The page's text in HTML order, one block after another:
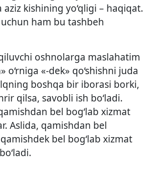
aziz kishining yo‘qligi – haqiqat.
ham bu tashbeh
oshnolarga maslahatim
o‘rniga «-dek» qo‘shishni juda
boshqa bir iborasi borki,
qilsa, savobli ish bo‘ladi.
bel bog‘lab xizmat
Aslida, qamishdan bel
bel bog‘lab xizmat